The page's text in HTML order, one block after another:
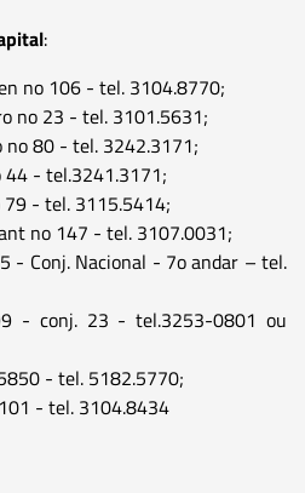
:
no 106 - tel. 3104.8770;
no 23 - tel. 3101.5631;
no 80 - tel. 3242.3171;
44 - tel.3241.3171;
79 - tel. 3115.5414;
no 147 - tel. 3107.0031;
- Conj. Nacional - 7o andar – tel.
- conj. 23 - tel.3253-0801 ou
- tel. 5182.5770;
- tel. 3104.8434